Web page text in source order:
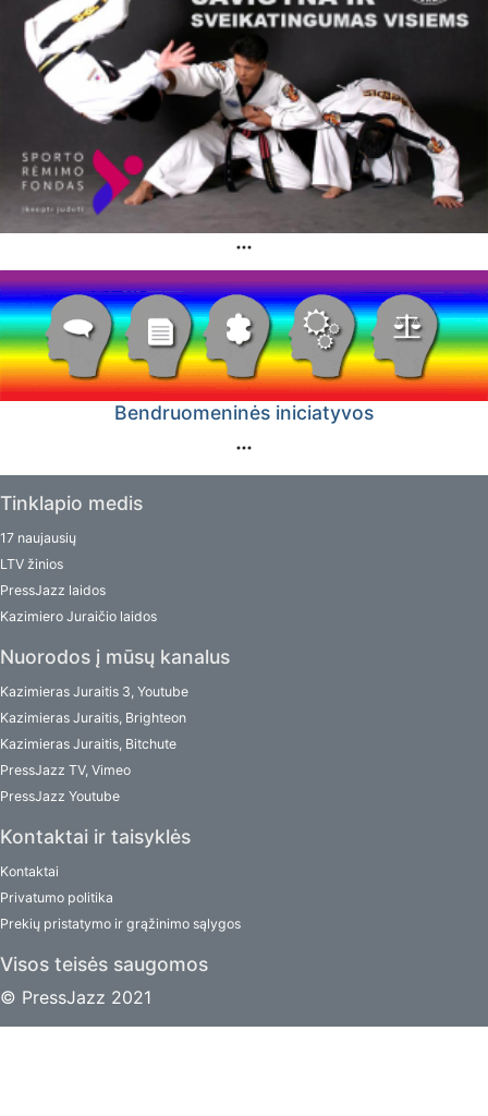
Bendruomeninės iniciatyvos
Tinklapio medis
17 naujausių
LTV žinios
PressJazz laidos
Kazimiero Juraičio laidos
Nuorodos į mūsų kanalus
Kazimieras Juraitis 3, Youtube
Kazimieras Juraitis, Brighteon
Kazimieras Juraitis, Bitchute
PressJazz TV, Vimeo
PressJazz Youtube
Kontaktai ir taisyklės
Kontaktai
Privatumo politika
Prekių pristatymo ir grąžinimo sąlygos
Visos teisės saugomos
© PressJazz 2021